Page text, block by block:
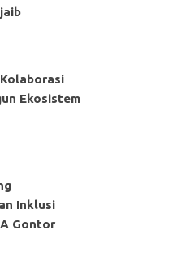
Ekosistem
Inklusi
Gontor